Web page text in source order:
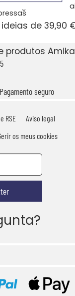
gravados e
ideias de 39,90
produtos
Pagamento seguro
RSE
Aviso legal
os meus cookies